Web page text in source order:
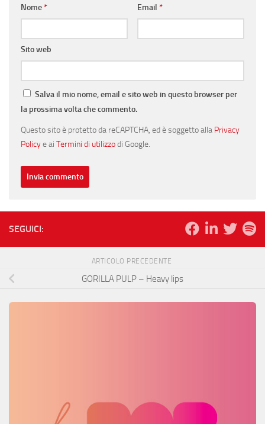
Nome* Email *
Sito web
Salva il mio nome, email e sito web in questo browser per
la prossima volta che commento.
Questo sito è protetto da reCAPTCHA, ed è soggetto alla Privacy
Policye ai Termini di utilizzodi Google.
SEGUICI:
ARTICOLO PRECEDENTE
GORILLA PULP – Heavy lips